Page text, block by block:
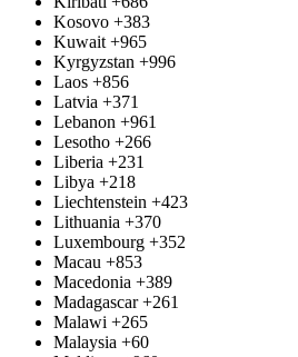
Kosovo +383
Kuwait +965
Kyrgyzstan +996
Laos +856
Latvia +371
Lebanon +961
Lesotho +266
Liberia +231
Libya +218
Liechtenstein +423
Lithuania +370
Luxembourg +352
Macau +853
Macedonia +389
Madagascar +261
Malawi +265
Malaysia +60